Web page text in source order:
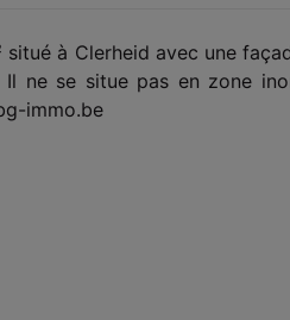
à Clerheid avec une
ne se situe pas en zone
immo.be